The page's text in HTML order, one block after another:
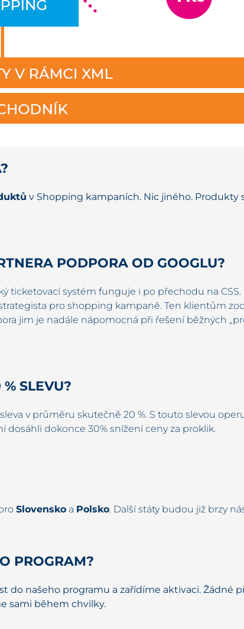
v Shopping kampaních. Nic jiného. Produkty
PODPORA OD GOOGLU?
ticketovací systém funguje i po přechodu na CSS.
pro shopping kampaně. Ten klientům
jim je nadále nápomocná při řešení běžných
SLEVU?
v průměru skutečně 20 %. S touto slevou
dosáhli dokonce 30% snížení ceny za proklik.
Slovensko a Polsko. Další státy budou již brzy
PROGRAM?
do našeho programu a zařídíme aktivaci. Žádné
sami během chvilky.